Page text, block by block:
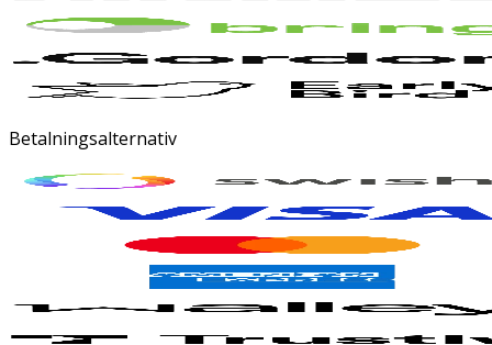
Betalningsalternativ